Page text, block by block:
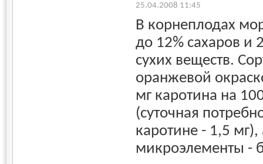
25.04.2008 11:45
В корнеплодах
до 12% сахаров и
сухих веществ.
оранжевой
мг каротина на
(суточная
каротине - 1,5
микроэлементы -